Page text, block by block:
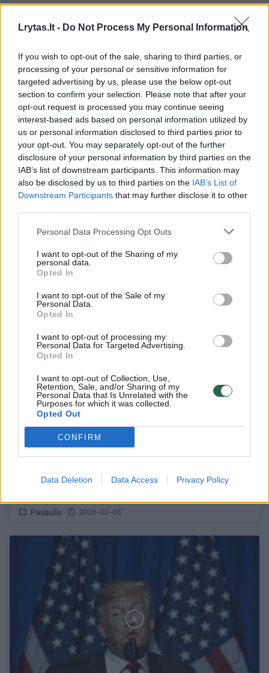
Lrytas.lt - Do Not Process My Personal Information
If you wish to opt-out of the sale, sharing to third parties, or
processing of your personal or sensitive information for
targeted advertising by us, please use the below opt-out
section to confirm your selection. Please note that after your
opt-out request is processed you may continue seeing
interest-based ads based on personal information utilized by
us or personal information disclosed to third parties prior to
your opt-out. You may separately opt-out of the further
disclosure of your personal information by third parties on the
IAB’s list of downstream participants. This information may
also be disclosed by us to third parties on the IAB’s List of
Downstream Participants that may further disclose it to other
Personal Data Processing Opt Outs
I want to opt-out of the Sharing of my
personal data.
Opted In
I want to opt-out of the Sale of my
Personal Data.
Opted In
I want to opt-out of processing my
Personal Data for Targeted Advertising.
Opted In
I want to opt-out of Collection, Use,
Retention, Sale, and/or Sharing of my
Personal Data that Is Unrelated with the
Purposes for which it was collected.
Opted Out
CONFIRM
Data Deletion Data Access Privacy Policy
Valstybės departamentas: JAV vyriausybės
laivai Panamos kanalu plauks nemokamai
Pasaulis
Trumpo žingsnis: iš ekspertės – rimti
Pasaulis 2025-02-03